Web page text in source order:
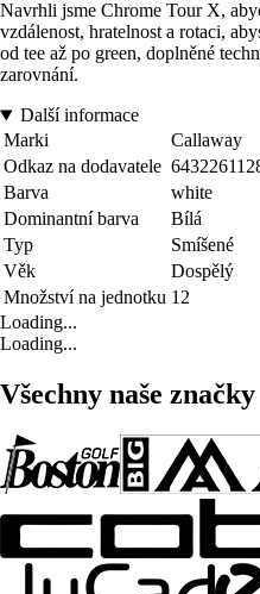
Navrhli jsme Chrome Tour X,
vzdálenost, hratelnost a rotaci,
od tee až po green, doplněné
zarovnání.
Další informace
Marki
Callaway
Odkaz na dodavatele
Barva
white
Dominantní barva
Bílá
Typ
Smíšené
Věk
Dospělý
Množství na jednotku 12
Loading...
Loading...
Všechny naše značky